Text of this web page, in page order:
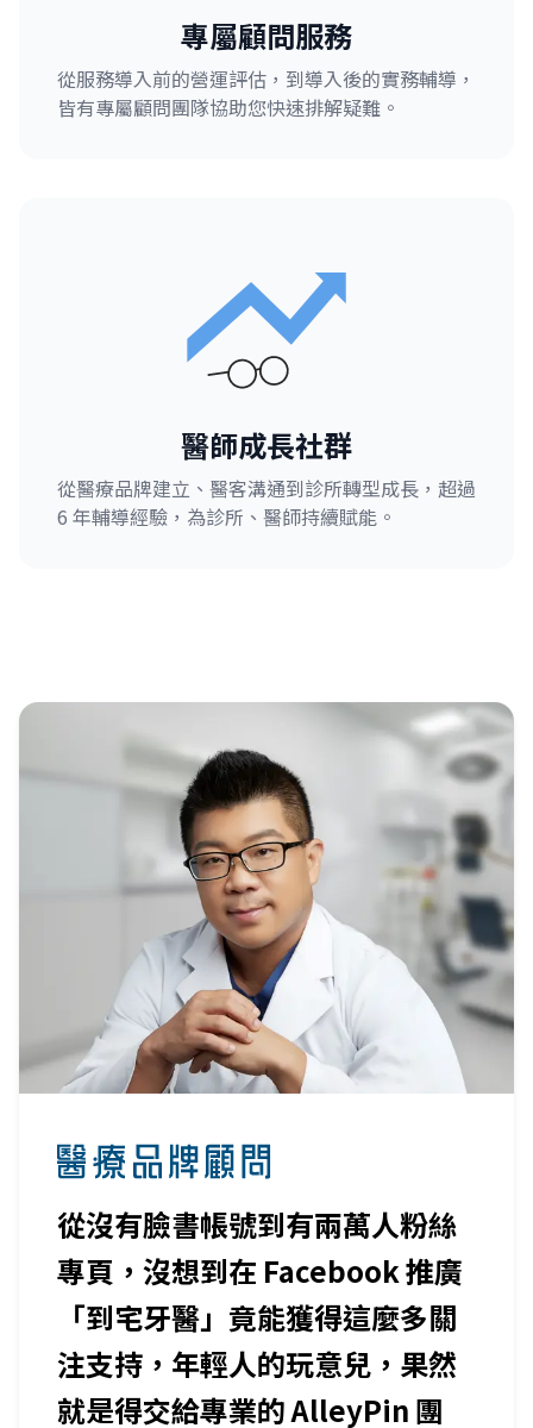
專屬顧問服務
從服務導入前的營運評估，到導入後的實務輔導，
皆有專屬顧問團隊協助您快速排解疑難。
醫師成長社群
從醫療品牌建立、醫客溝通到診所轉型成長，超過
6 年輔導經驗，為診所、醫師持續賦能。
1.Talk 醫病互動管理系統，不僅
能整合 LINE 官方帳號，更同時滿
足在「到診前、看診中、看診
後、下次回診」四大環節提供一
條龍應用服務。